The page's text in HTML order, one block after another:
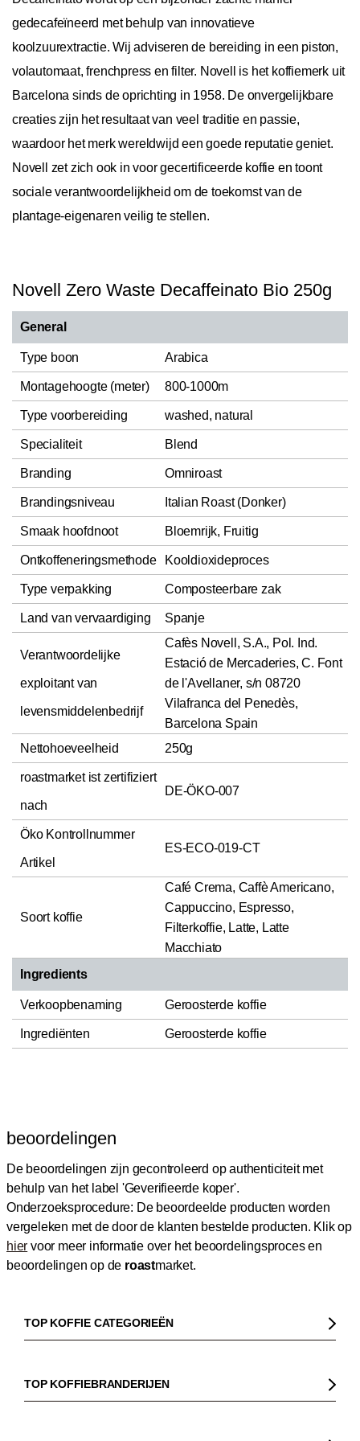
gedecafeïneerd met behulp van innovatieve
koolzuurextractie. Wij adviseren de bereiding in een piston,
volautomaat, frenchpress en filter. Novell is het koffiemerk uit
Barcelona sinds de oprichting in 1958. De onvergelijkbare
creaties zijn het resultaat van veel traditie en passie,
waardoor het merk wereldwijd een goede reputatie geniet.
Novell zet zich ook in voor gecertificeerde koffie en toont
sociale verantwoordelijkheid om de toekomst van de
plantage-eigenaren veilig te stellen.
Novell Zero Waste Decaffeinato Bio 250g
General
Type boon Arabica
Montagehoogte (meter) 800-1000m
Type voorbereiding washed, natural
Specialiteit Blend
Branding Omniroast
Brandingsniveau Italian Roast (Donker)
Smaak hoofdnoot Bloemrijk, Fruitig
Ontkoffeneringsmethode Kooldioxideproces
Type verpakking Composteerbare zak
Land van vervaardiging Spanje
Verantwoordelijke
exploitant van
levensmiddelenbedrijf
Cafès Novell, S.A., Pol. Ind.
Estació de Mercaderies, C. Font
de l'Avellaner, s/n 08720
Vilafranca del Penedès,
Barcelona Spain
Nettohoeveelheid
250g
roastmarket ist zertifiziert
nach
DE-ÖKO-007
Öko Kontrollnummer
Artikel
ES-ECO-019-CT
Soort koffie
Café Crema, Caffè Americano,
Cappuccino, Espresso,
Filterkoffie, Latte, Latte
Macchiato
Ingredients
Verkoopbenaming Geroosterde koffie
Ingrediënten Geroosterde koffie
beoordelingen
De beoordelingen zijn gecontroleerd op authenticiteit met
behulp van het label 'Geverifieerde koper'.
Onderzoeksprocedure: De beoordeelde producten worden
vergeleken met de door de klanten bestelde producten. Klik op
hier voor meer informatie over het beoordelingsproces en
beoordelingen op de roastmarket.
TOP KOFFIE CATEGORIEËN
Koffiebonen
Biologische koffie
TOP KOFFIEBRANDERIJEN